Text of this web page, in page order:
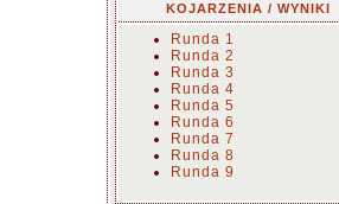
KOJARZENIA / WYNIKI
Runda 1
Runda 2
Runda 3
Runda 4
Runda 5
Runda 6
Runda 7
Runda 8
Runda 9